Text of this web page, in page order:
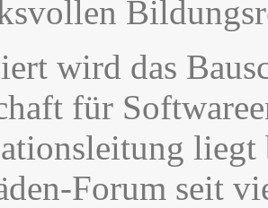
wird das
für
Forum seit